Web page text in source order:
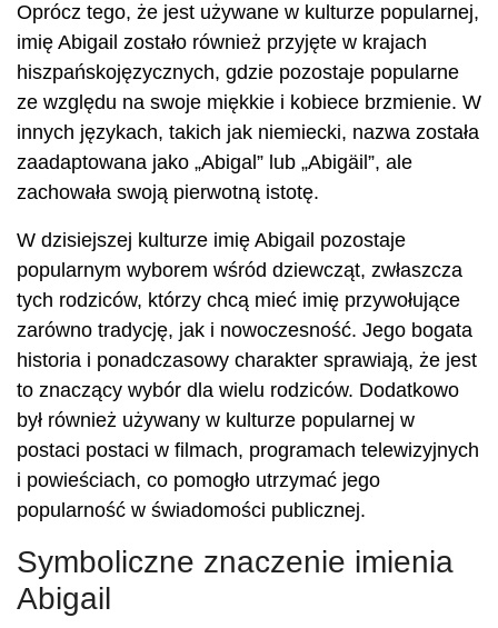
Oprócz tego, że jest używane w kulturze popularnej,
imię Abigail zostało również przyjęte w krajach
hiszpańskojęzycznych, gdzie pozostaje popularne
ze względu na swoje miękkie i kobiece brzmienie. W
innych językach, takich jak niemiecki, nazwa została
zaadaptowana jako „Abigal” lub „Abigäil”, ale
zachowała swoją pierwotną istotę.
W dzisiejszej kulturze imię Abigail pozostaje
popularnym wyborem wśród dziewcząt, zwłaszcza
tych rodziców, którzy chcą mieć imię przywołujące
zarówno tradycję, jak i nowoczesność. Jego bogata
historia i ponadczasowy charakter sprawiają, że jest
to znaczący wybór dla wielu rodziców. Dodatkowo
był również używany w kulturze popularnej w
postaci postaci w filmach, programach telewizyjnych
i powieściach, co pomogło utrzymać jego
popularność w świadomości publicznej.
Symboliczne znaczenie imienia
Abigail